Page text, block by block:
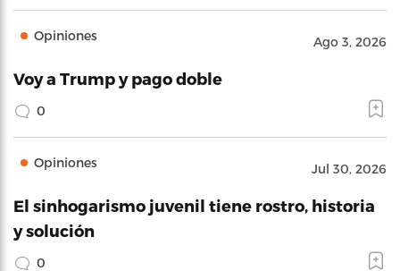
Opiniones Ago 3, 2026
Voy a Trump y pago doble
0
Opiniones Jul 30, 2026
El sinhogarismo juvenil tiene rostro, historia
y solución
0